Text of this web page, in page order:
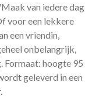
van iedere dag
voor een lekkere
een vriendin,
onbelangrijk,
Formaat: hoogte 95
geleverd in een